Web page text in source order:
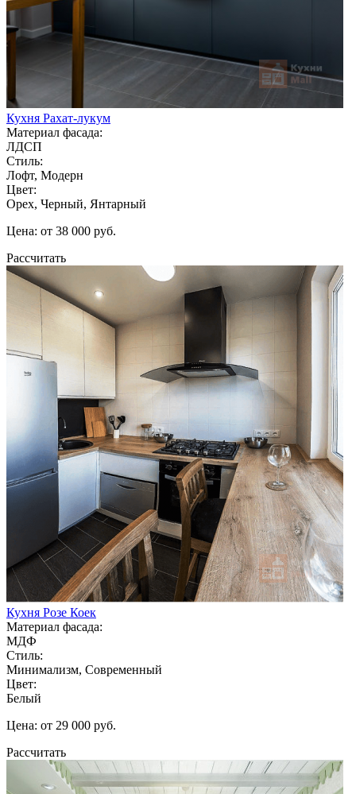
Кухня Рахат-лукум
Материал фасада:
ЛДСП
Стиль:
Лофт, Модерн
Цвет:
Орех, Черный, Янтарный
Цена: от 38 000 руб.
Рассчитать
Кухня Розе Коек
Материал фасада:
МДФ
Стиль:
Минимализм, Современный
Цвет:
Белый
Цена: от 29 000 руб.
Рассчитать